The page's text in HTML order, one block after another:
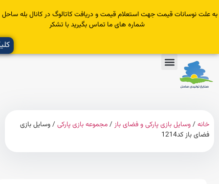
قیمت جهت استعلام قیمت و دریافت کاتالوگ در کانال بله ساحل عضو یا با
شماره های ما تماس بگیرید با تشکر
کلیک کنید
وسایل بازی پارکی و فضای باز/مجموعه بازی پارکی/ وسایل بازی
کد1214